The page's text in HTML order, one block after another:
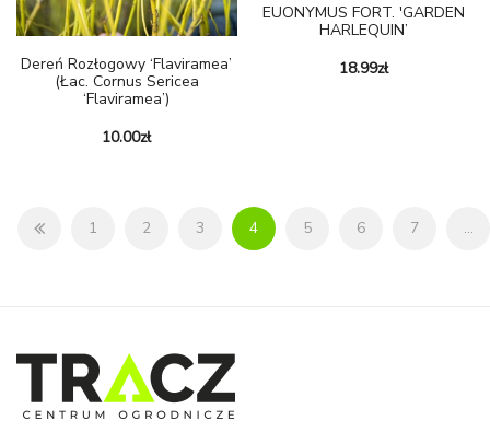
Dereń Rozłogowy ‘Flaviramea’
(Łac. Cornus Sericea
‘Flaviramea’)
10.00zł
EUONYMUS FORT. 'GARDEN
HARLEQUIN’
18.99zł
1 2 3 4 5 6 7 …